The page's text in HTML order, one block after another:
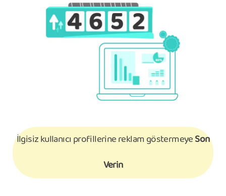
İlgisiz kullanıcı profillerine reklam göstermeyeSon
Verin